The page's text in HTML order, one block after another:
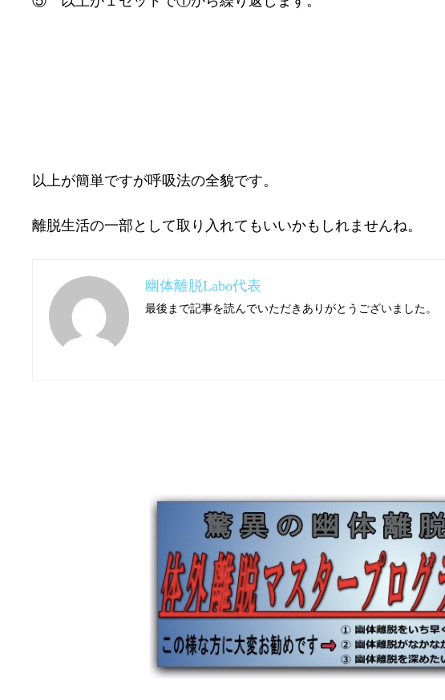
以上が簡単ですが呼吸法の全貌です。
離脱生活の一部として取り入れてもいいかもしれませんね。
幽体離脱Labo代表
最後まで記事を読んでいただきありがとうございました。